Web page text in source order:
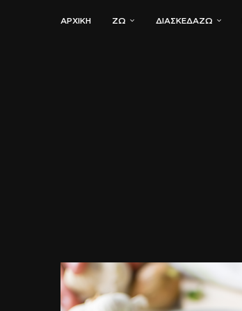
ΑΡΧΙΚΗ ΖΏ ΔΙΑΣΚΕΔΆΖΩ